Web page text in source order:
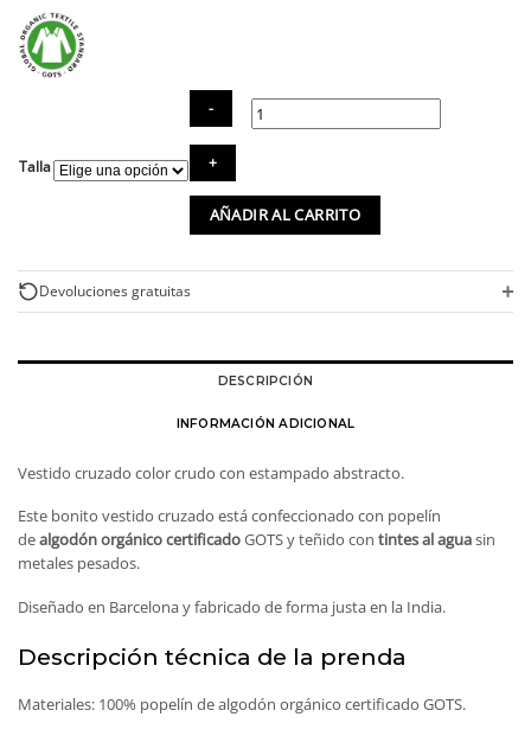
Talla
crudo
estampado
abstracto
AÑADIR AL CARRITO
Devoluciones gratuitas +
DESCRIPCIÓN
INFORMACIÓN ADICIONAL
Vestido cruzado color crudo con estampado abstracto.
Este bonito vestido cruzado está confeccionado con popelín
dealgodón orgánico certificadoGOTS y teñido con tintes al aguasin
metales pesados.
Diseñado en Barcelona y fabricado de forma justa en la India.
Descripción técnica de la prenda
Materiales: 100% popelín de algodón orgánico certificado GOTS.